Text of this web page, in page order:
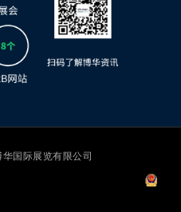
国际展览有限公司